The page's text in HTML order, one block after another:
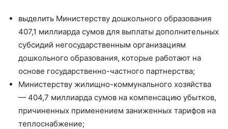
выделить Министерству дошкольного образования
407,1 миллиарда сумов для выплаты дополнительных
субсидий негосударственным организациям
дошкольного образования, которые работают на
основе государственно-частного партнерства;
Министерству жилищно-коммунального хозяйства
— 404,7 миллиарда сумов на компенсацию убытков,
причиненных применением заниженных тарифов на
теплоснабжение;